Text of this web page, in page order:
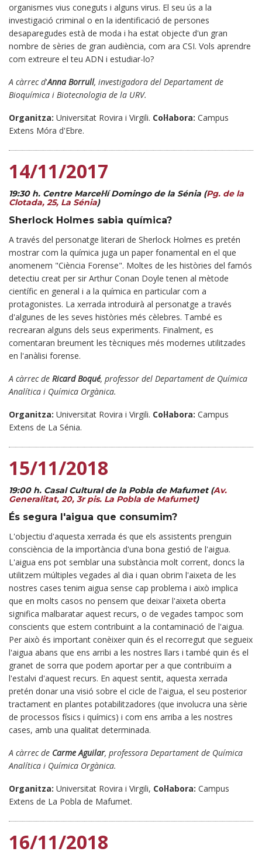
organismes vius coneguts i alguns virus. El seu ús a la
investigació criminal o en la identificació de persones
desaparegudes està de moda i ha estat objecte d'un gran
nombre de sèries de gran audiència, com ara CSI. Vols aprendre
com extreure el teu ADN i estudiar-lo?
A càrrec d'Anna Borrull, investigadora del Departament de
Bioquímica i Biotecnologia de la URV.
Organitza: Universitat Rovira i Virgili. Col·labora: Campus
Extens Móra d'Ebre.
14/11/2017
19:30 h. Centre Marcel·lí Domingo de la Sénia (Pg. de la
Clotada, 25, La Sénia)
Sherlock Holmes sabia química?
A través del personatge literari de Sherlock Holmes es pretén
mostrar com la química juga un paper fonamental en el que
anomenem "Ciència Forense". Moltes de les històries del famós
detectiu creat per sir Arthur Conan Doyle tenen al mètode
científic en general i a la química en particular com a
protagonistes. La xerrada introduirà al personatge a través
d'algunes de les seves històries més cèlebres. També es
recrearan alguns dels seus experiments. Finalment, es
comentaran breument les tècniques més modernes utilitzades
en l'anàlisi forense.
A càrrec de Ricard Boqué, professor del Departament de Química
Analítica i Química Orgànica.
Organitza: Universitat Rovira i Virgili. Col·labora: Campus
Extens de La Sénia.
15/11/2018
19:00 h. Casal Cultural de la Pobla de Mafumet (Av.
Generalitat, 20, 3r pis. La Pobla de Mafumet)
És segura l'aigua que consumim?
L'objectiu d'aquesta xerrada és que els assistents prenguin
consciència de la importància d'una bona gestió de l'aigua.
L'aigua ens pot semblar una substància molt corrent, doncs la
utilitzem múltiples vegades al dia i quan obrim l'aixeta de les
nostres cases tenim aigua sense cap problema i això implica
que en molts casos no pensem que deixar l'aixeta oberta
significa malbaratar aquest recurs, o de vegades tampoc som
conscients que estem contribuint a la contaminació de l'aigua.
Per això és important conèixer quin és el recorregut que segueix
l'aigua abans que ens arribi a les nostres llars i també quin és el
granet de sorra que podem aportar per a que contribuïm a
l'estalvi d'aquest recurs. En aquest sentit, aquesta xerrada
pretén donar una visió sobre el cicle de l'aigua, el seu posterior
tractament en plantes potabilitzadores (que involucra una sèrie
de processos físics i químics) i com ens arriba a les nostres
cases, amb una qualitat determinada.
A càrrec de Carme Aguilar, professora Departament de Química
Analítica i Química Orgànica.
Organitza: Universitat Rovira i Virgili, Col·labora: Campus
Extens de La Pobla de Mafumet.
16/11/2018